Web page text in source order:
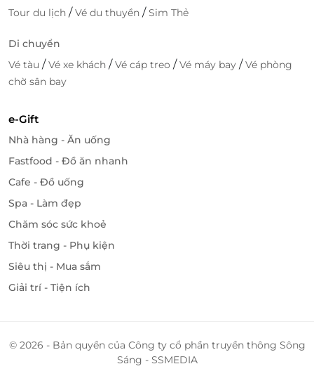
Nhà hàng sở hữu không gian sang trọng và view triệu đô
Tour du lịch /Vé du thuyền /Sim Thẻ
Di chuyển
Vé tàu /Vé xe khách /Vé cáp treo /Vé máy bay /Vé phòng
chờ sân bay
e-Gift
Nhà hàng - Ăn uống
Fastfood - Đồ ăn nhanh
Cafe - Đồ uống
Spa - Làm đẹp
Chăm sóc sức khoẻ
Thời trang - Phụ kiện
Siêu thị - Mua sắm
Giải trí - Tiện ích
© 2026 - Bản quyền của Công ty cổ phần truyền thông Sông
Sáng - SSMEDIA